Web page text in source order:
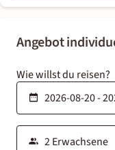
Angebot
Wie willst du reisen?